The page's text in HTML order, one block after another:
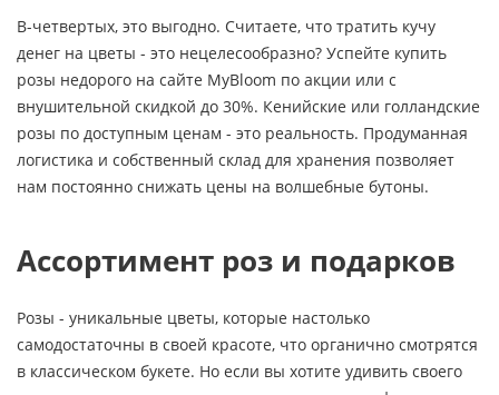
В-четвертых, это выгодно. Считаете, что тратить кучу
денег на цветы - это нецелесообразно? Успейте купить
розы недорого на сайте MyBloom по акции или с
внушительной скидкой до 30%. Кенийские или голландские
розы по доступным ценам - это реальность. Продуманная
логистика и собственный склад для хранения позволяет
нам постоянно снижать цены на волшебные бутоны.
Ассортимент роз и подарков
Розы - уникальные цветы, которые настолько
самодостаточны в своей красоте, что органично смотрятся
в классическом букете. Но если вы хотите удивить своего